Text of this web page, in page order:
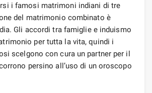
i famosi matrimoni indiani di tre
del matrimonio combinato è
Gli accordi tra famiglie e induismo
per tutta la vita, quindi i
scelgono con cura un partner per il
persino all’uso di un oroscopo